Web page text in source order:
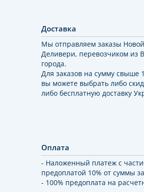
Доставка
Мы отправляем заказы
Деливери, перевозчиком из
города.
Для заказов на сумму свыше
вы можете выбрать либо
либо бесплатную доставку
Оплата
- Наложенный платеж с
предоплатой 10% от суммы
- 100% предоплата на